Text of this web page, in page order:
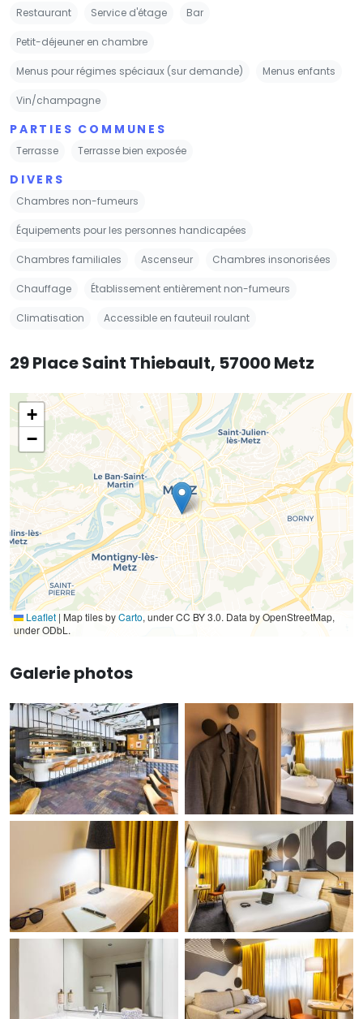
Restaurant Service d'étage Bar
Petit-déjeuner en chambre
Menus pour régimes spéciaux (sur demande) Menus enfants
Vin/champagne
PARTIES COMMUNES
Terrasse Terrasse bien exposée
DIVERS
Chambres non-fumeurs
Équipements pour les personnes handicapées
Chambres familiales Ascenseur Chambres insonorisées
Chauffage Établissement entièrement non-fumeurs
Climatisation Accessible en fauteuil roulant
29 Place Saint Thiebault, 57000 Metz
+
−
Leaflet | Map tiles byCarto, under CC BY 3.0. Data by OpenStreetMap,
under ODbL.
Galerie photos